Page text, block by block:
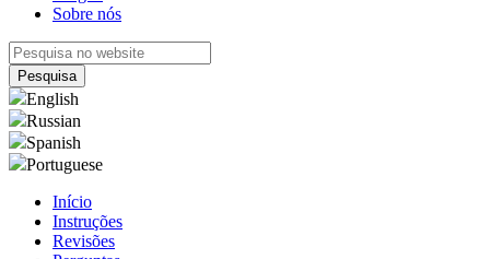
Sobre nós
English
Russian
Spanish
Portuguese
Início
Instruções
Revisões